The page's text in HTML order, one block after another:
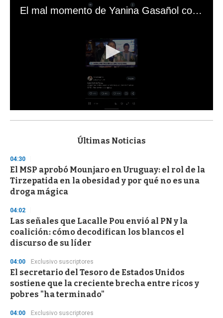
El mal momento de Yanina Gasañol con un hincha argentino en "Subrayado"
s
d
s
o
f
3
s
e
c
o
n
Últimas Noticias
04:30
El MSP aprobó Mounjaro en Uruguay: el rol de la
Tirzepatida en la obesidad y por qué no es una
droga mágica
04:02
Las señales que Lacalle Pou envió al PN y la
coalición: cómo decodifican los blancos el
discurso de su líder
04:00 Exclusivo suscriptores
El secretario del Tesoro de Estados Unidos
sostiene que la creciente brecha entre ricos y
pobres "ha terminado"
04:00 Exclusivo suscriptores